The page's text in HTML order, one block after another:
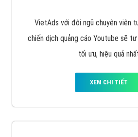
VietAds với đội ngũ chuyên viên
chiến dịch quảng cáo Youtube sẽ tư
tối ưu, hiệu quả
XEM CHI TIẾT